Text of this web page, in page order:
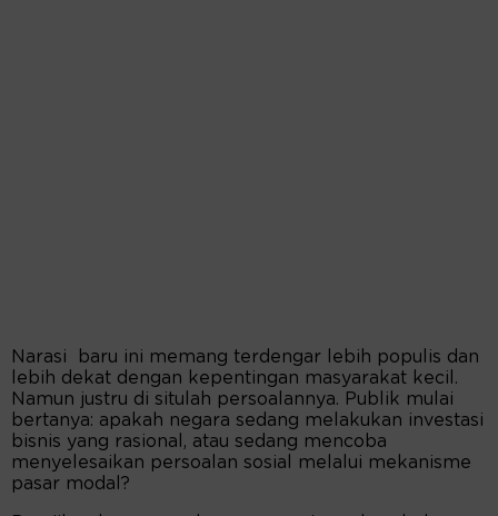
Narasi baru ini memang terdengar lebih populis dan
lebih dekat dengan kepentingan masyarakat kecil.
Namun justru di situlah persoalannya. Publik mulai
bertanya: apakah negara sedang melakukan investasi
bisnis yang rasional, atau sedang mencoba
menyelesaikan persoalan sosial melalui mekanisme
pasar modal?